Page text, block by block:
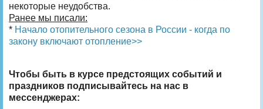
некоторые неудобства.
Ранее мы писали:
* Начало отопительного сезона в России - когда по
закону включают отопление>>
Чтобы быть в курсе предстоящих событий и
праздников подписывайтесь на нас в
мессенджерах: